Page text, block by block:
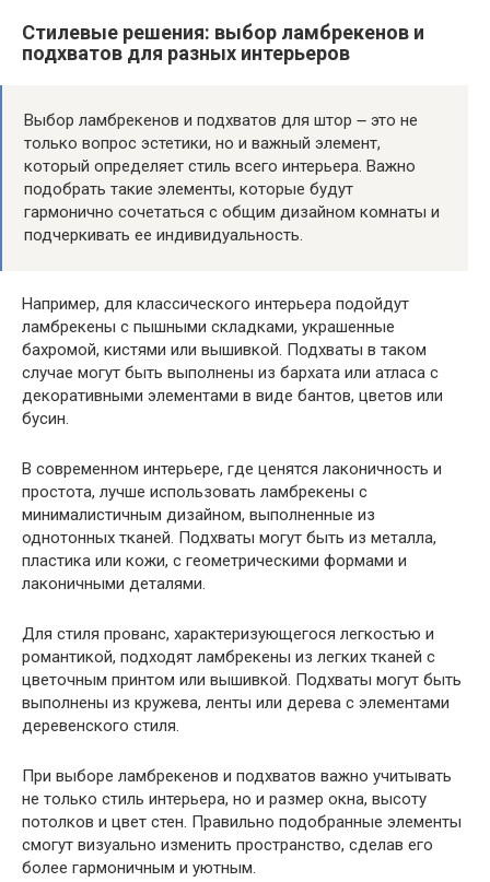
Стилевые решения: выбор ламбрекенов и
подхватов для разных интерьеров
Выбор ламбрекенов и подхватов для штор ౼ это не
только вопрос эстетики, но и важный элемент,
который определяет стиль всего интерьера. Важно
подобрать такие элементы, которые будут
гармонично сочетаться с общим дизайном комнаты и
подчеркивать ее индивидуальность.
Например, для классического интерьера подойдут
ламбрекены с пышными складками, украшенные
бахромой, кистями или вышивкой. Подхваты в таком
случае могут быть выполнены из бархата или атласа с
декоративными элементами в виде бантов, цветов или
бусин.
В современном интерьере, где ценятся лаконичность и
простота, лучше использовать ламбрекены с
минималистичным дизайном, выполненные из
однотонных тканей. Подхваты могут быть из металла,
пластика или кожи, с геометрическими формами и
лаконичными деталями.
Для стиля прованс, характеризующегося легкостью и
романтикой, подходят ламбрекены из легких тканей с
цветочным принтом или вышивкой. Подхваты могут быть
выполнены из кружева, ленты или дерева с элементами
деревенского стиля.
При выборе ламбрекенов и подхватов важно учитывать
не только стиль интерьера, но и размер окна, высоту
потолков и цвет стен. Правильно подобранные элементы
смогут визуально изменить пространство, сделав его
более гармоничным и уютным.